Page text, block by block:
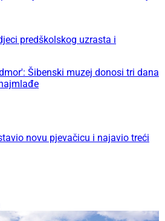
predškolskog uzrasta i
Šibenski muzej donosi tri dana
novu pjevačicu i najavio treći